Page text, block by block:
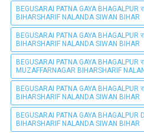
BEGUSARAI PATNA GAYA BHAGALPUR
BIHARSHARIF NALANDA SIWAN BIHAR
BEGUSARAI PATNA GAYA BHAGALPUR
BIHARSHARIF NALANDA SIWAN BIHAR
BEGUSARAI PATNA GAYA BHAGALPUR
MUZAFFARNAGAR BIHARSHARIF
BEGUSARAI PATNA GAYA BHAGALPUR
BIHARSHARIF NALANDA SIWAN BIHAR
BEGUSARAI PATNA GAYA BHAGALPUR
BIHARSHARIF NALANDA SIWAN BIHAR